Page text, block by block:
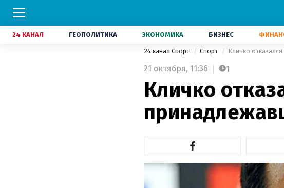
24 КАНАЛ ГЕОПОЛИТИКА ЭКОНОМИКА БИЗНЕС
24 канал Спорт Спорт Кличко
21 октября, 11:36 1
Кличко